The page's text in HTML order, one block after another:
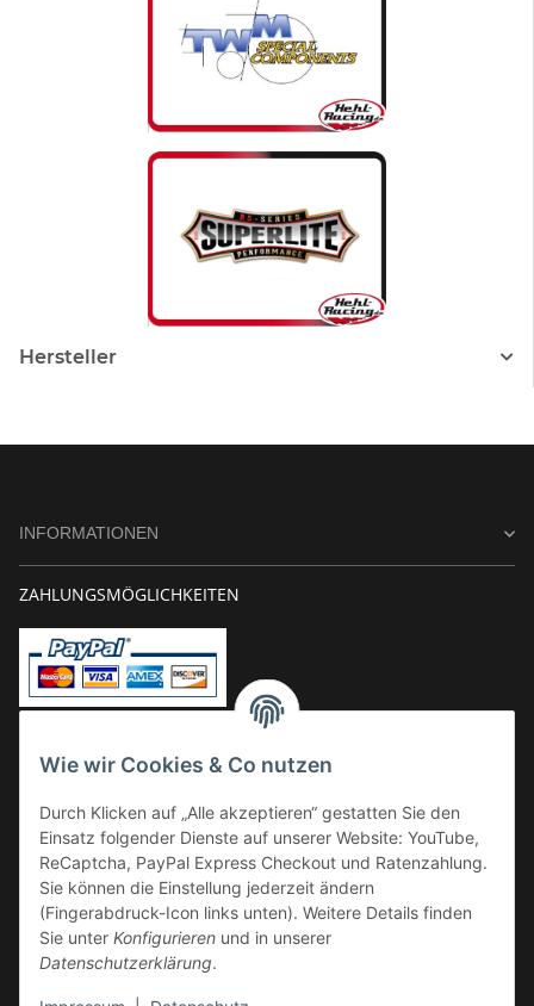
Wie wir Cookies & Co nutzen
Durch Klicken auf „Alle akzeptieren“ gestatten Sie den
Einsatz folgender Dienste auf unserer Website: YouTube,
ReCaptcha, PayPal Express Checkout und Ratenzahlung.
Sie können die Einstellung jederzeit ändern
(Fingerabdruck-Icon links unten). Weitere Details finden
Sie unter Konfigurieren und in unserer
Datenschutzerklärung.
Hersteller
INFORMATIONEN
ZAHLUNGSMÖGLICHKEITEN
Kauf auf Rechnung
VERSAND